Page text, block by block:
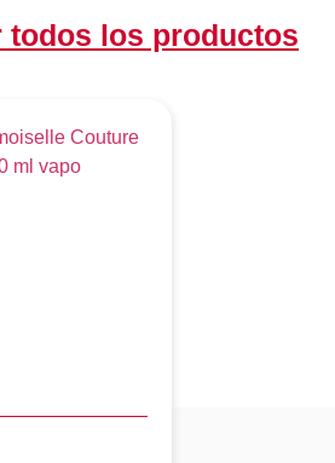
todos los productos